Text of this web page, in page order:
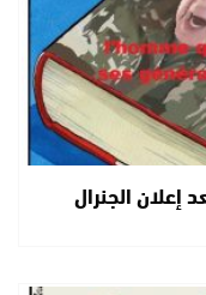
الجنرال